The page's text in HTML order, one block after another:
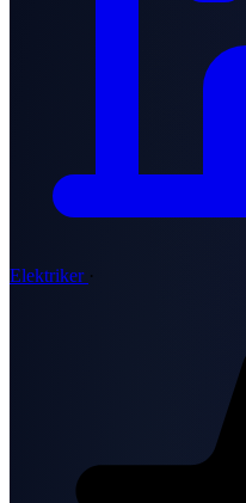
Elektriker ·